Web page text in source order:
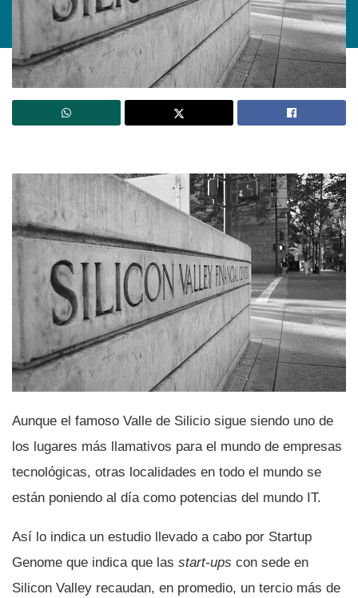
Aunque el famoso Valle de Silicio sigue siendo uno de
los lugares más llamativos para el mundo de empresas
tecnológicas, otras localidades en todo el mundo se
están poniendo al dí­a como potencias del mundo IT.
Así­ lo indica un estudio llevado a cabo por Startup
Genome que indica que las start-ups con sede en
Silicon Valley recaudan, en promedio, un tercio más de